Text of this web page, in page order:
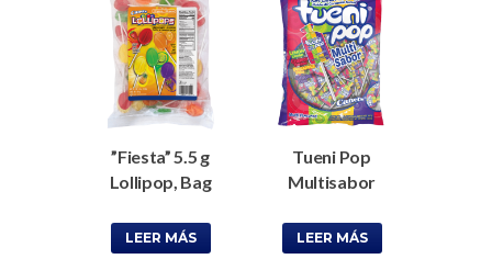
”Fiesta” 5.5 g
Lollipop, Bag
LEER MÁS
Tueni Pop
Multisabor
LEER MÁS